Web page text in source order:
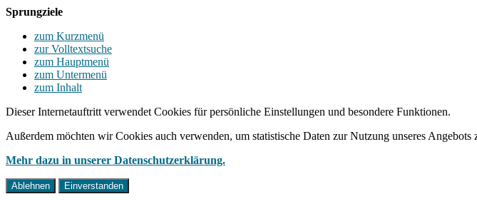
Sprungziele
zum Kurzmenü
zur Volltextsuche
zum Hauptmenü
zum Untermenü
zum Inhalt
Dieser Internetauftritt verwendet Cookies für persönliche Einstellungen und besondere Funktionen.
Außerdem möchten wir Cookies auch verwenden, um statistische Daten zur Nutzung unseres
Mehr dazu in unserer Datenschutzerklärung.
Ablehnen Einverstanden